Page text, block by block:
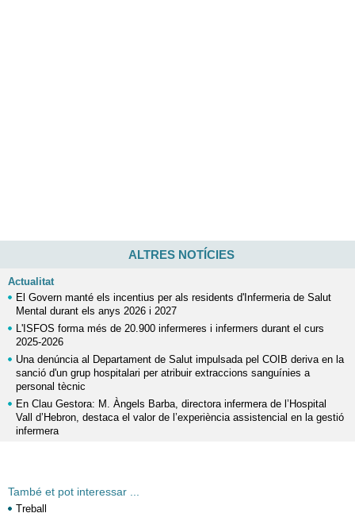
ALTRES NOTÍCIES
Actualitat
El Govern manté els incentius per als residents d'Infermeria de Salut
Mental durant els anys 2026 i 2027
L'ISFOS forma més de 20.900 infermeres i infermers durant el curs
2025-2026
Una denúncia al Departament de Salut impulsada pel COIB deriva en la
sanció d'un grup hospitalari per atribuir extraccions sanguínies a
personal tècnic
En Clau Gestora: M. Àngels Barba, directora infermera de l’Hospital
Vall d’Hebron, destaca el valor de l’experiència assistencial en la gestió
infermera
També et pot interessar ...
Treball